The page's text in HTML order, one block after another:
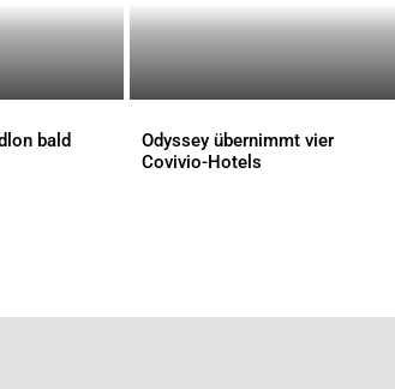
bald
Odyssey übernimmt vier
Covivio-Hotels